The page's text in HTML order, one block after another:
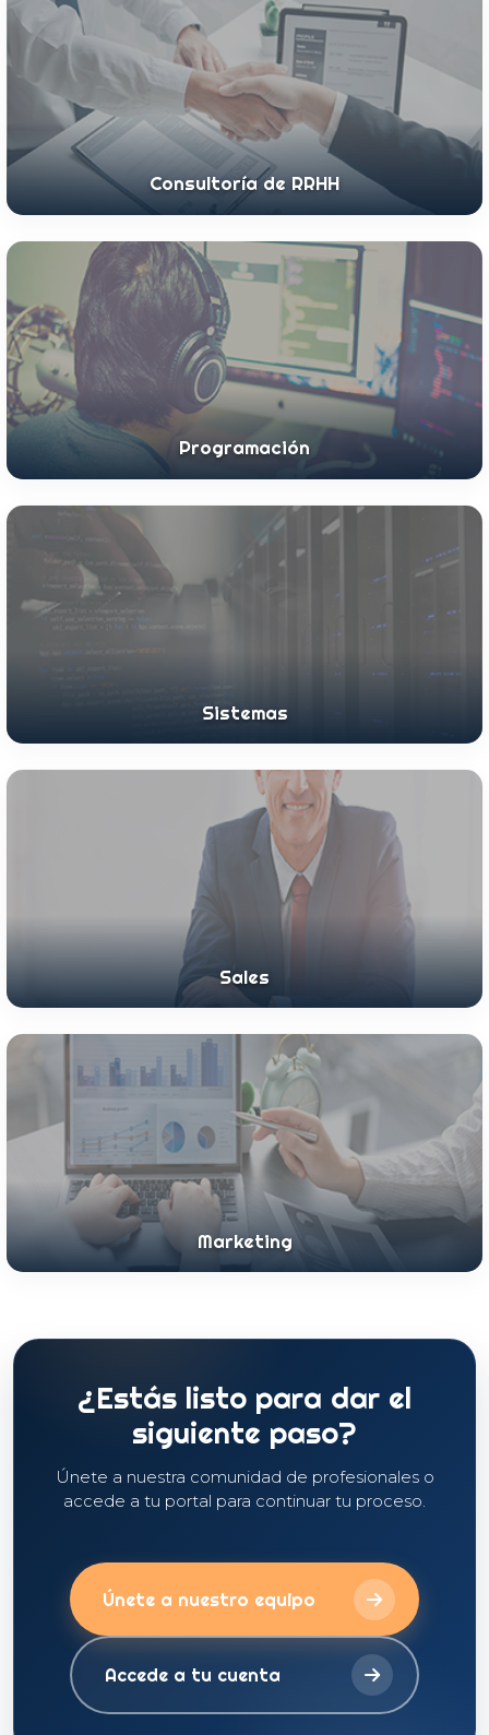
Consultoría de RRHH
Programación
Sistemas
Sales
Marketing
¿Estás listo para dar el
siguiente paso?
Únete a nuestra comunidad de profesionales o
accede a tu portal para continuar tu proceso.
Únete a nuestro equipo
Accede a tu cuenta